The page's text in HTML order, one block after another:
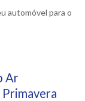
automóvel para o
Ar